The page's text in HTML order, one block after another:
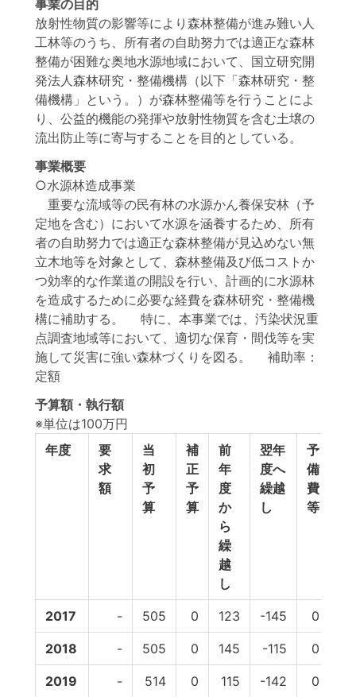
事業の目的
放射性物質の影響等により森林整備が進み難い人
工林等のうち、所有者の自助努力では適正な森林
整備が困難な奥地水源地域において、国立研究開
発法人森林研究・整備機構（以下「森林研究・整
備機構」という。）が森林整備等を行うことによ
り、公益的機能の発揮や放射性物質を含む土壌の
流出防止等に寄与することを目的としている。
事業概要
○水源林造成事業
重要な流域等の民有林の水源かん養保安林（予
定地を含む）において水源を涵養するため、所有
者の自助努力では適正な森林整備が見込めない無
立木地等を対象として、森林整備及び低コストか
つ効率的な作業道の開設を行い、計画的に水源林
を造成するために必要な経費を森林研究・整備機
構に補助する。 特に、本事業では、汚染状況重
点調査地域等において、適切な保育・間伐等を実
施して災害に強い森林づくりを図る。 補助率：
定額
予算額・執行額
※単位は100万円
年度
要
求
額
当
初
予
算
補
正
予
算
前
年
度
か
ら
繰
越
し
翌年
度へ
繰越
し
予
備
費
等
2017 - 505 0 123 -145 0
2018 - 505 0 145 -115 0
2019 - 514 0 115 -142 0